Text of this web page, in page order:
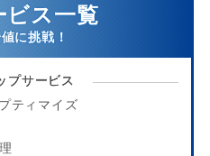
ビス一覧
プサービス
ティマイズ